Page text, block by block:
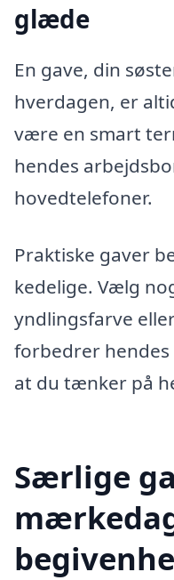
glæde
En gave, din
hverdagen, er
være en smart
hendes
hovedtelefoner.
Praktiske gaver
kedelige. Vælg
yndlingsfarve
forbedrer
at du tænker på
Særlige